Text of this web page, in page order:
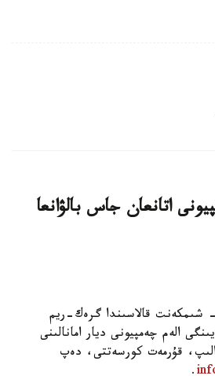
اتانعان جاس بالۋانعا
استانا. KAZINFORM - شىمكەنت قالاسىندا گرەك-ريم
جاسقا دەيىنگى الەم چەمپيونى ديار امانالىنى
الىپ، قۇرمەت كورسەتتى، دەپ
.